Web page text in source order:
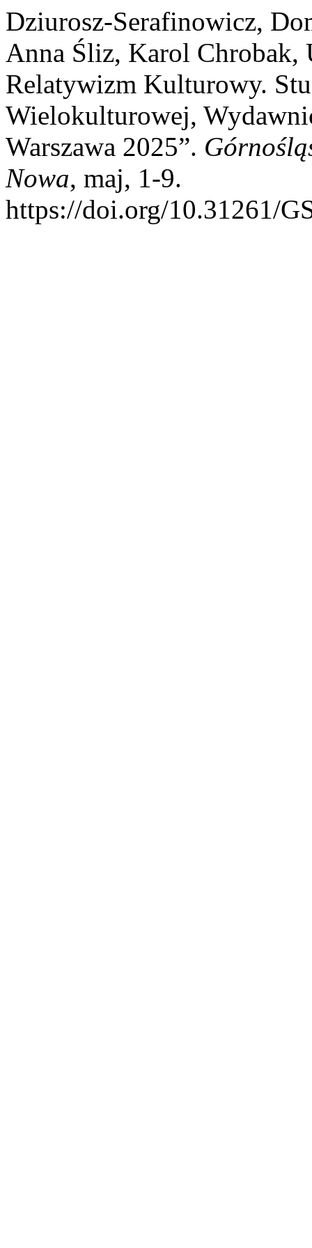
Dziurosz-Serafinowicz,
Anna Śliz, Karol Chrobak,
Relatywizm Kulturowy.
Wielokulturowej,
Warszawa 2025”.
Nowa, maj, 1-9.
https://doi.org/10.31261/